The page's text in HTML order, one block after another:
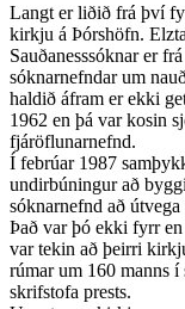
Langt er liðið frá því
kirkju á Þórshöfn.
Sauðanesssóknar er
sóknarnefndar um
haldið áfram er ekki
1962 en þá var kosin
fjáröflunarnefnd.
Í febrúar 1987
undirbúningur að
sóknarnefnd að
Það var þó ekki fyrr en
var tekin að þeirri
rúmar um 160 manns
skrifstofa prests.